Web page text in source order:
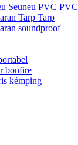
Seuneu PVC PVC
Tarp Tarp
soundproof
bonfire
kémping